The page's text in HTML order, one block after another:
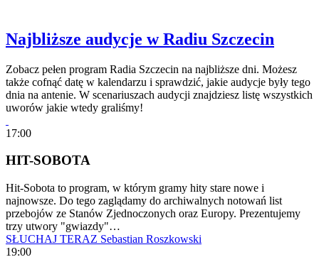
Najbliższe audycje w Radiu Szczecin
Zobacz pełen program Radia Szczecin na najbliższe dni. Możesz
także cofnąć datę w kalendarzu i sprawdzić, jakie audycje były tego
dnia na antenie. W scenariuszach audycji znajdziesz listę wszystkich
uworów jakie wtedy graliśmy!
17:00
HIT-SOBOTA
Hit-Sobota to program, w którym gramy hity stare nowe i
najnowsze. Do tego zaglądamy do archiwalnych notowań list
przebojów ze Stanów Zjednoczonych oraz Europy. Prezentujemy
trzy utwory "gwiazdy"…
SŁUCHAJ TERAZ Sebastian Roszkowski
19:00